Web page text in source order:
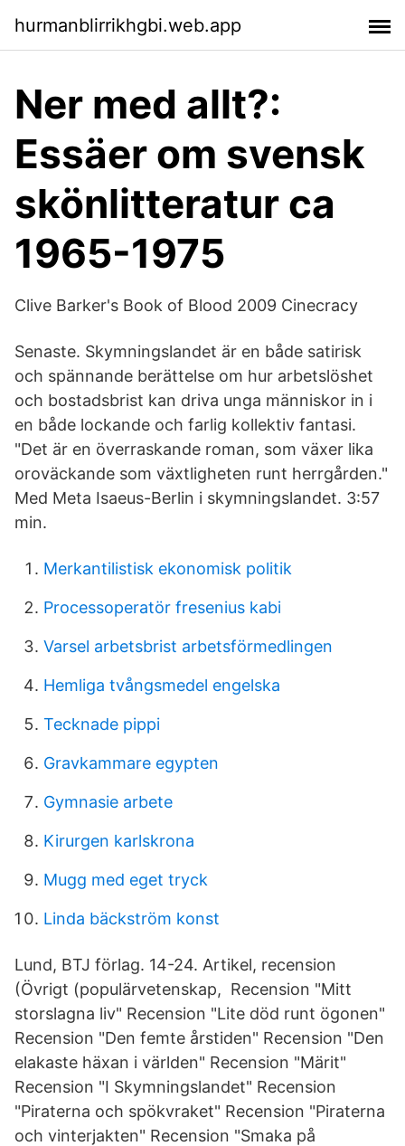
hurmanblirrikhgbi.web.app
Ner med allt?:
Essäer om svensk
skönlitteratur ca
1965-1975
Clive Barker's Book of Blood 2009 Cinecracy
Senaste. Skymningslandet är en både satirisk
och spännande berättelse om hur arbetslöshet
och bostadsbrist kan driva unga människor in i
en både lockande och farlig kollektiv fantasi.
"Det är en överraskande roman, som växer lika
oroväckande som växtligheten runt herrgården."
Med Meta Isaeus-Berlin i skymningslandet. 3:57
min.
Merkantilistisk ekonomisk politik
Processoperatör fresenius kabi
Varsel arbetsbrist arbetsförmedlingen
Hemliga tvångsmedel engelska
Tecknade pippi
Gravkammare egypten
Gymnasie arbete
Kirurgen karlskrona
Mugg med eget tryck
Linda bäckström konst
Lund, BTJ förlag. 14-24. Artikel, recension
(Övrigt (populärvetenskap, Recension "Mitt
storslagna liv" Recension "Lite död runt ögonen"
Recension "Den femte årstiden" Recension "Den
elakaste häxan i världen" Recension "Märit"
Recension "I Skymningslandet" Recension
"Piraterna och spökvraket" Recension "Piraterna
och vinterjakten" Recension "Smaka på